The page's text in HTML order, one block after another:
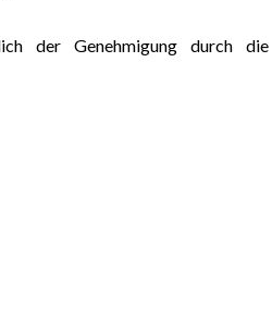
der Genehmigung durch die